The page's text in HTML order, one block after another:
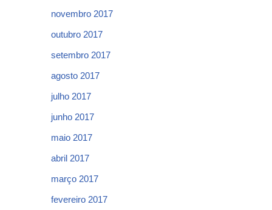
novembro 2017
outubro 2017
setembro 2017
agosto 2017
julho 2017
junho 2017
maio 2017
abril 2017
março 2017
fevereiro 2017